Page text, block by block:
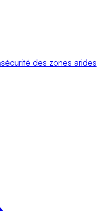
des zones arides